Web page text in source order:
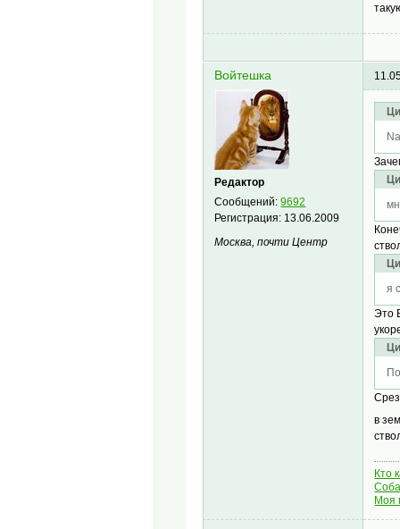
Войтешка
Редактор
Сообщений:9692
Регистрация: 13.06.2009
Москва, почти Центр
я
Это
в
Кто
Моя